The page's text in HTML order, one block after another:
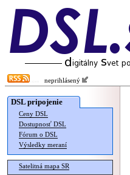
neprihlásený
DSL pripojenie
Ceny DSL
Dostupnosť DSL
Fórum o DSL
Výsledky meraní
Satelitná mapa SR